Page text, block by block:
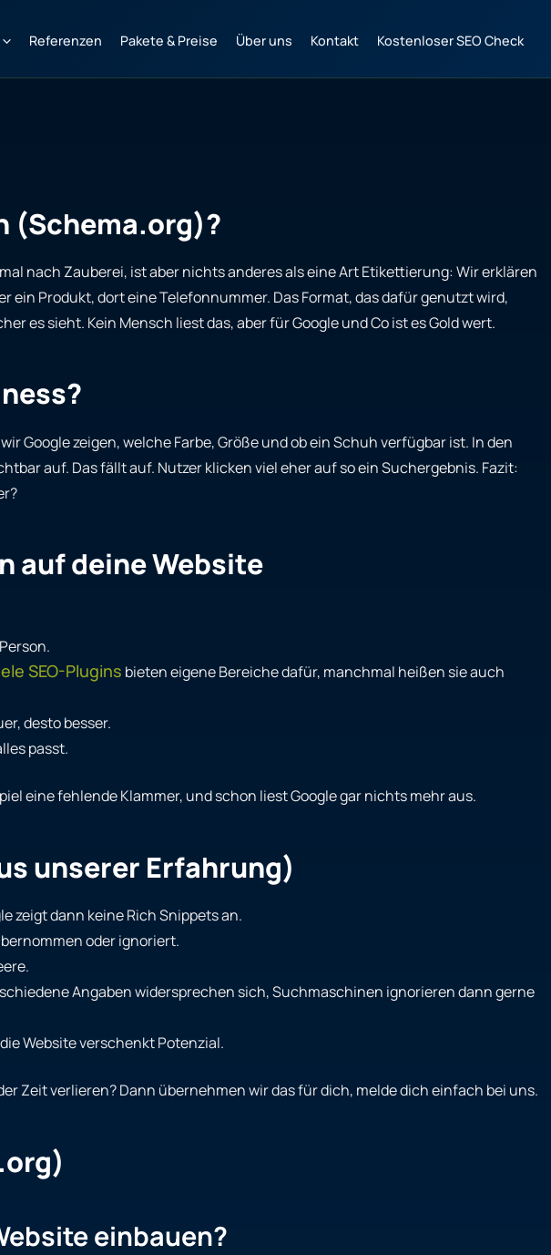
Referenzen Pakete & Preise Über uns Kontakt Kostenloser SEO Check
(Schema.org)?
nach Zauberei, ist aber nichts anderes als eine Art Etikettierung: Wir erklären
ein Produkt, dort eine Telefonnummer. Das Format, das dafür genutzt wird,
es sieht. Kein Mensch liest das, aber für Google und Co ist es Gold wert.
zeigen, welche Farbe, Größe und ob ein Schuh verfügbar ist. In den
auf. Das fällt auf. Nutzer klicken viel eher auf so ein Suchergebnis. Fazit:
auf deine Website
SEO-Plugins bieten eigene Bereiche dafür, manchmal heißen sie auch
desto besser.
passt.
eine fehlende Klammer, und schon liest Google gar nichts mehr aus.
unserer Erfahrung)
zeigt dann keine Rich Snippets an.
oder ignoriert.
Angaben widersprechen sich, Suchmaschinen ignorieren dann gerne
Website verschenkt Potenzial.
Zeit verlieren? Dann übernehmen wir das für dich, melde dich einfach bei uns.
einbauen?